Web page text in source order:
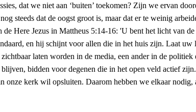
dat we niet aan ‘buiten’ toekomen? Zijn we ervan
steeds dat de oogst groot is, maar dat er te weinig
Here Jezus in Mattheus 5:14-16: 'U bent het licht van
en hij schijnt voor allen die in het huis zijn. Laat
laten worden in de media, een ander in de politiek
bidden voor degenen die in het open veld actief
onze kerk wil opsluiten. Daarom hebben we elkaar